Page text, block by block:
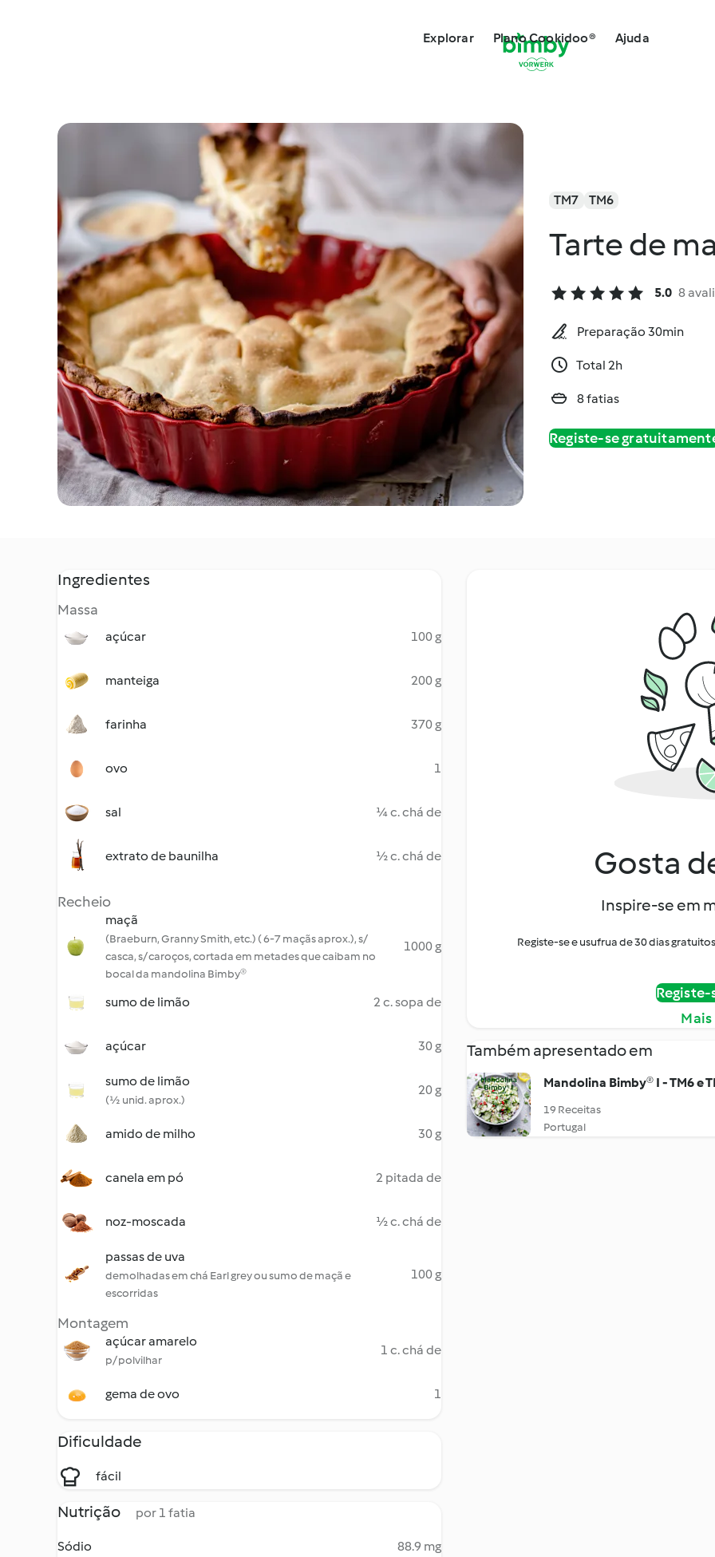
Explorar Plano Cookidoo® Ajuda
TM7 TM6
Tarte de
5.0 8
Preparação 30min
Total 2h
8 fatias
Registe-se
Ingredientes
Massa
açúcar 100 g
manteiga 200 g
farinha 370 g
ovo 1
sal ¼ c. chá de
extrato de baunilha ½ c. chá de
Recheio
maçã
(Braeburn, Granny Smith, etc.) ( 6-7 maçãs aprox.), s/
casca, s/ caroços, cortada em metades que caibam no
bocal da mandolina Bimby®
1000 g
sumo de limão 2 c. sopa de
açúcar 30 g
sumo de limão
(½ unid. aprox.)
20 g
amido de milho 30 g
canela em pó 2 pitada de
noz-moscada ½ c. chá de
passas de uva
demolhadas em chá Earl grey ou sumo de maçã e
escorridas
100 g
Montagem
açúcar amarelo
p/ polvilhar
1 c. chá de
gema de ovo 1
Dificuldade
fácil
Nutrição por 1 fatia
Sódio
88.9 mg
Gosta
Inspire-se em
Registe-se e usufrua de 30 dias
Também apresentado em
Mandolina Bimby® I - TM6 e
19 Receitas
Portugal